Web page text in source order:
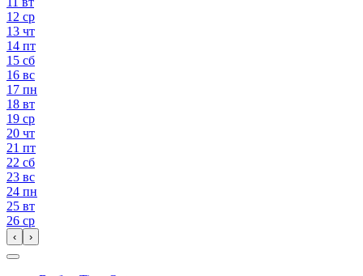
12 ср
13 чт
14 пт
15 сб
16 вс
17 пн
18 вт
19 ср
20 чт
21 пт
22 сб
23 вс
24 пн
25 вт
26 ср
‹ ›